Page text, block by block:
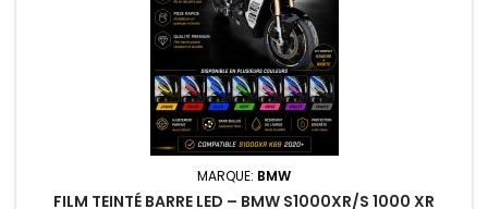
MARQUE: BMW
FILM TEINTÉ BARRE LED – BMW S1000XR/S 1000 XR